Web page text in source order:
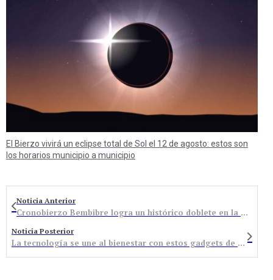
El Bierzo vivirá un eclipse total de Sol el 12 de agosto: estos son
los horarios municipio a municipio
Noticia Anterior
Cronobierzo Bembibre logra un histórico doblete en la Copa de DH portuguesa
Noticia Posterior
La tecnología se une al bienestar con estos gadgets de moda